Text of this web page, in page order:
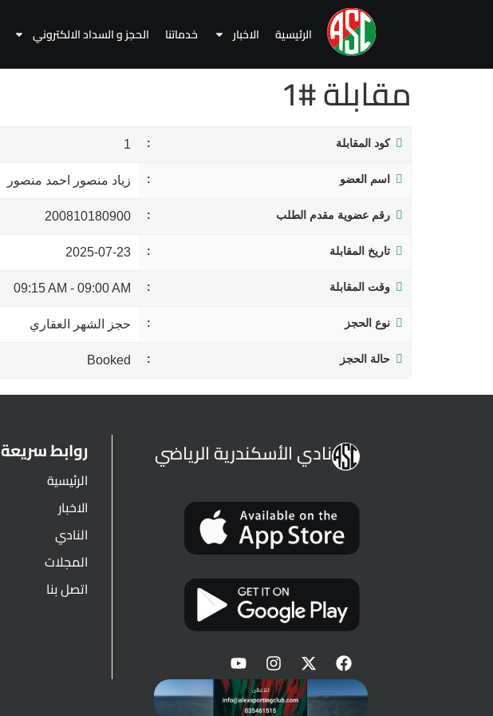
الرئيسية الاخبار خدماتنا الحجز و السداد الالكتروني
مقابلة #1
كود المقابلة 1
اسم العضو زياد منصور احمد منصور
رقم عضوية مقدم الطلب 200810180900
تاريخ المقابلة 2025-07-23
وقت المقابلة 09:00 AM
-
09:15 AM
نوع الحجز حجز الشهر العقاري
حالة الحجز Booked
نادي الأسكندرية الرياضي روابط سريعة
الرئيسية
الاخبار
النادي
المجلات
اتصل بنا